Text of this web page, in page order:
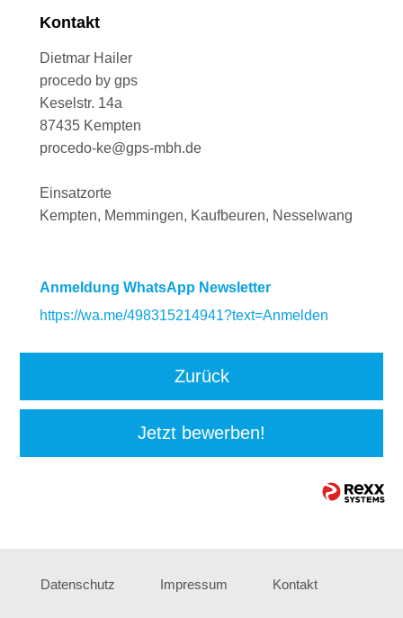
Kontakt
Dietmar Hailer
procedo by gps
Keselstr. 14a
87435 Kempten
procedo-ke@gps-mbh.de
Einsatzorte
Kempten, Memmingen, Kaufbeuren, Nesselwang
Anmeldung WhatsApp Newsletter
https://wa.me/498315214941?text=Anmelden
Zurück
Jetzt bewerben!
Datenschutz Impressum Kontakt